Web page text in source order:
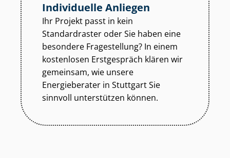
Individuelle Anliegen
Ihr Projekt passt in kein
Standardraster oder Sie haben eine
besondere Fragestellung? In einem
kostenlosen Erstgespräch klären wir
gemeinsam, wie unsere
Energieberater in Stuttgart Sie
sinnvoll unterstützen können.